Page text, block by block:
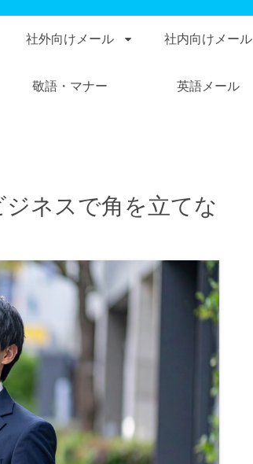
社外向けメール 社内向けメール
敬語・マナー 英語メール
ジネスで角を立てな